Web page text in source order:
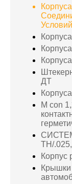
ДТ
M con
TH/
Корпус
Крышки